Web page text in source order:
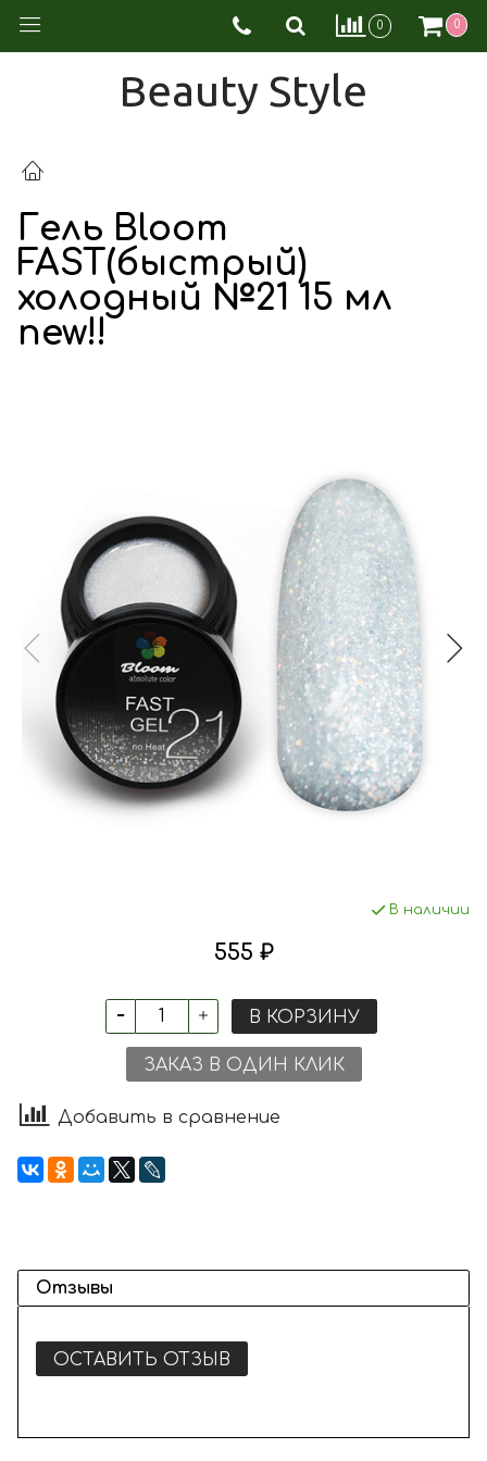
0 0
Beauty Style
Гель Bloom
FAST(быстрый)
холодный №21 15 мл
new!!
В наличии
555 ₽
В КОРЗИНУ
ЗАКАЗ В ОДИН КЛИК
Добавить в сравнение
Отзывы
ОСТАВИТЬ ОТЗЫВ